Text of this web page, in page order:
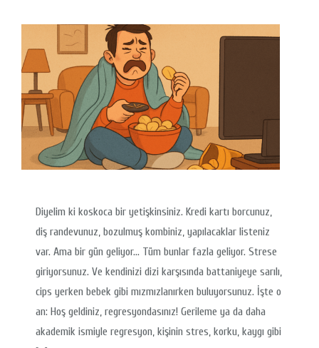
Diyelim ki koskoca bir yetişkinsiniz. Kredi kartı borcunuz,
diş randevunuz, bozulmuş kombiniz, yapılacaklar listeniz
var. Ama bir gün geliyor… Tüm bunlar fazla geliyor. Strese
giriyorsunuz. Ve kendinizi dizi karşısında battaniyeye sarılı,
cips yerken bebek gibi mızmızlanırken buluyorsunuz. İşte o
an: Hoş geldiniz, regresyondasınız! Gerileme ya da daha
akademik ismiyle regresyon, kişinin stres, korku, kaygı gibi